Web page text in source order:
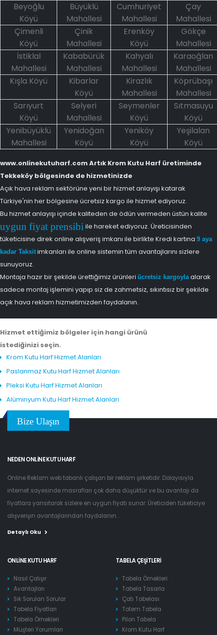
Beyoğlu
Köyü
Büyüklü
Mahallesi
Cumhuriyet
Mahallesi
Çay
Mahallesi
Çimenli
Köyü
Çinik
Mahallesi
Erenköy
Köyü
Gökçe
Mahallesi
İstiklal
Mahallesi
Kababürük
Mahallesi
Kahyalı
Mahallesi
Karaoğlan
Mahallesi
Kışla Köyü
Kibarlar
Köyü
Kirazlık
Mahallesi
Köprübaşı
Mahallesi
Sarıyurt
Köyü
Selyeri
Mahallesi
Seymenler
Köyü
Sıtmasuyu
Köyü
Yenibüyüklü
Mahallesi
Yenidoğan
Köyü
Yeniköy
Köyü
Yeşilalan
Köyü
www.onlinekutuharf.com Artık Krom Kutu Harf üretiminde
Tekkeköy bölgesinde de hizmetinizde
Açık hava reklam sektörüne yeni bir hizmet anlayışı katarak
Türkiye'nin her bölgesine ücretsiz kargo ile hizmet ediyoruz.
Bu hizmet anlayışı içinde kaliteden de ödün vermeden üstün kalite
uygun fiyat prensibi ile hareket ediyoruz. Üreticisinden
tüketicisine direk online alışveriş imkanı ile birlikte Kredi kartına 9 aya
kadar Taksitimkanları ile online sistemin tüm avantajlarını sizlere
sunuyoruz.
Montaja hazır bir şekilde ürettiğimiz ürünleri ücretsiz kargoylaalarak
sadece montaj işlemini yapıp siz de zahmetsiz, sıkıntısız bir şekilde
açık hava reklam hizmetimizden faydalanın.
Hizmet ettiğimiz bölgeler için hangi ürünü
istediğinizi seçin.
Krom Kutu Harf Hizmet Alanları
Paslanmaz Kutu Harf Hizmet Alanları
Pleksi Kutu Harf Hizmet Alanları
Alüminyum Kutu Harf Hizmet Alanları
Bize Ulaşın
NEDEN ONLINE KUTU HARF
Online Reklam web tabanlı çalışan bir reklam şirketidir. Dolayısıyla
internet sayesinde masrafları çok daha düşüktür ve bu avantajı da
fiyatlara yansıtarak sizlere en uygun fiyatı sunar. Üreticiden tüketiciye
alışverişin avantajlarından faydalanın...
Detaylı Oku
ONLINE KUTU HARF
Nasıl Çalışır
Avantajları
Sık Sorulan Sorular
Tabela Fiyatları
Tabela Örnekleri
Müşteri Yorumları
TABELA ÇEŞITLERI
Tabela Örnekleri
Tabela Tasarla
Çatı Tabelası
Totem Tabela
Pilon Tabela
Krom Kutu Harf